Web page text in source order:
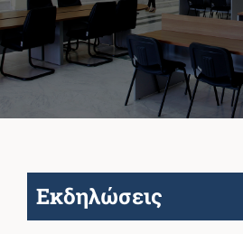
Πανεπιστημιακές Μονάδες
Εκδηλώσεις